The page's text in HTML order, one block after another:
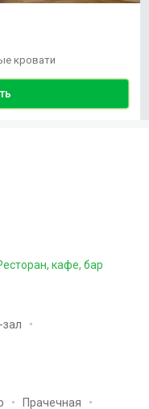
кровати
кафе, бар
Прачечная